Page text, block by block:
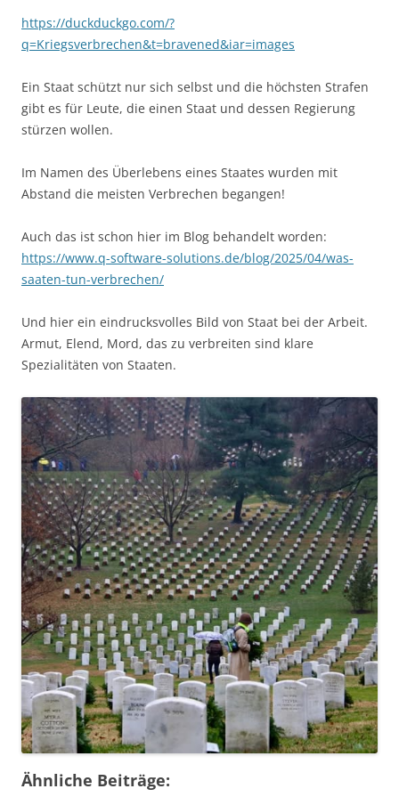
https://duckduckgo.com/?
q=Kriegsverbrechen&t=bravened&iar=images
Ein Staat schützt nur sich selbst und die höchsten Strafen
gibt es für Leute, die einen Staat und dessen Regierung
stürzen wollen.
Im Namen des Überlebens eines Staates wurden mit
Abstand die meisten Verbrechen begangen!
Auch das ist schon hier im Blog behandelt worden:
https://www.q-software-solutions.de/blog/2025/04/was-
saaten-tun-verbrechen/
Und hier ein eindrucksvolles Bild von Staat bei der Arbeit.
Armut, Elend, Mord, das zu verbreiten sind klare
Spezialitäten von Staaten.
Ähnliche Beiträge: